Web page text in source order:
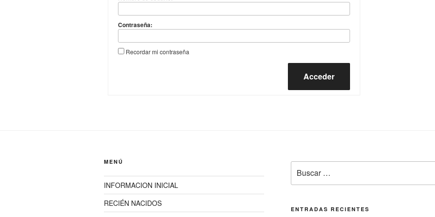
Contraseña:
Recordar mi contraseña
Acceder
MENÚ
INFORMACION INICIAL
RECIÉN NACIDOS
por:
ENTRADAS RECIENTES